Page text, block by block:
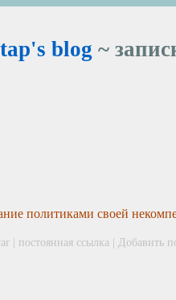
blog ~
политиками своей
| постоянная ссылка | Добавить